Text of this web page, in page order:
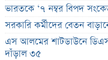
ভারতকে ‘৭ নম্বর বিপদ
সরকারি কর্মীদের বেতন
এস আলমের শাটডাউনে
দাঁড়াল ৩৫